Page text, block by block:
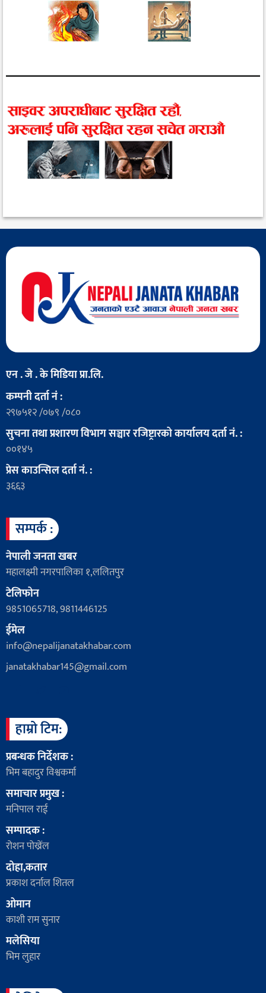
एन . जे . के मिडिया प्रा.लि.
कम्पनी दर्ता नं :
२९७५१२ /०७९ /०८०
सुचना तथा प्रशारण विभाग सञ्चार रजिष्ट्रारको कार्यालय दर्ता नं. :
००१४५
प्रेस काउन्सिल दर्ता नं. :
३६६३
सम्पर्क :
नेपाली जनता खबर
महालक्ष्मी नगरपालिका १,ललितपुर
टेलिफोन
9851065718, 9811446125
ईमेल
info@nepalijanatakhabar.com
janatakhabar145@gmail.com
हाम्रो टिम:
प्रबन्धक निर्देशक :
भिम बहादुर विश्वकर्मा
समाचार प्रमुख :
मनिपाल राई
सम्पादक :
रोशन पोख्रेंल
दोहा,कतार
प्रकाश दर्नाल शितल
ओमान
काशी राम सुनार
मलेसिया
भिम लुहार